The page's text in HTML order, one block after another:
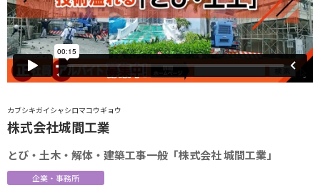
カブシキガイシャシロマコウギョウ
株式会社城間工業
とび・土木・解体・建築工事一般「株式会社 城間工業」
企業・事務所